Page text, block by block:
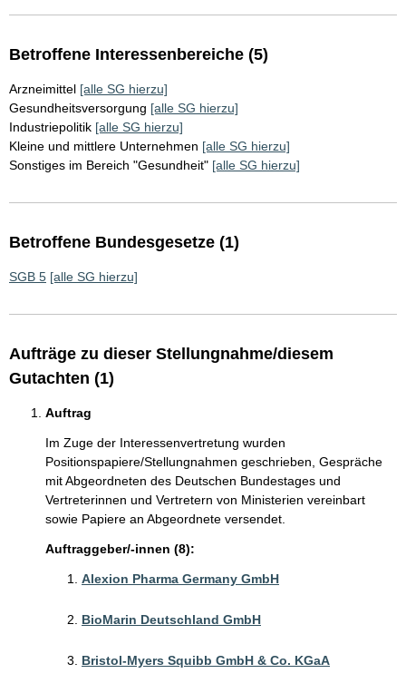
Betroffene Interessenbereiche (5)
Arzneimittel [alle SG hierzu]
Gesundheitsversorgung [alle SG hierzu]
Industriepolitik [alle SG hierzu]
Kleine und mittlere Unternehmen [alle SG hierzu]
Sonstiges im Bereich "Gesundheit" [alle SG hierzu]
Betroffene Bundesgesetze (1)
SGB 5 [alle SG hierzu]
Aufträge zu dieser Stellungnahme/diesem
Gutachten (1)
Auftrag
Im Zuge der Interessenvertretung wurden
Positionspapiere/Stellungnahmen geschrieben, Gespräche
mit Abgeordneten des Deutschen Bundestages und
Vertreterinnen und Vertretern von Ministerien vereinbart
sowie Papiere an Abgeordnete versendet.
Auftraggeber/-innen (8):
Alexion Pharma Germany GmbH
BioMarin Deutschland GmbH
Bristol-Myers Squibb GmbH & Co. KGaA